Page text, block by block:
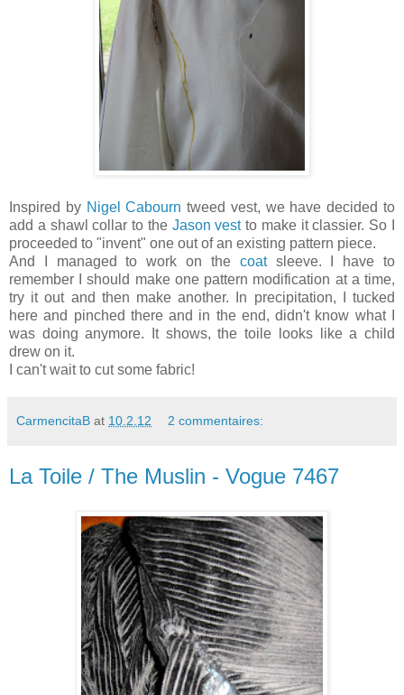
Inspired by Nigel Cabourn tweed vest, we have decided to
add a shawl collar to the Jason vestto make it classier. So I
proceeded to "invent" one out of an existing pattern piece.
And I managed to work on the coat sleeve. I have to
remember I should make one pattern modification at a time,
try it out and then make another. In precipitation, I tucked
here and pinched there and in the end, didn't know what I
was doing anymore. It shows, the toile looks like a child
drew on it.
I can't wait to cut some fabric!
CarmencitaB at 10.2.12 2 commentaires:
La Toile / The Muslin - Vogue 7467